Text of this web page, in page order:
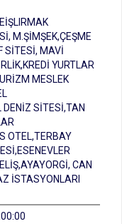
M.ŞİMŞEK,ÇEŞME
SİTESİ, MAVİ
YURTLAR
MESLEK
DENİZ SİTESİ,TAN
OTEL,TERBAY
CAN
İSTASYONLARI